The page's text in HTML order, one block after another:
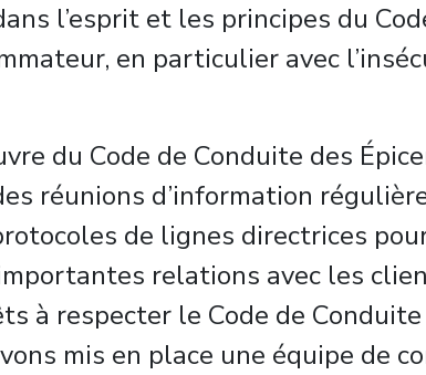
l’esprit et les principes du
en particulier avec
du Code de Conduite des
réunions d’information
de lignes directrices
relations avec les
à respecter le Code de
mis en place une équipe de